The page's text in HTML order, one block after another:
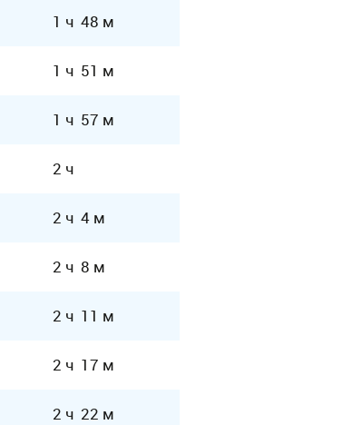
1 ч 48 м
1 ч 51 м
1 ч 57 м
2 ч
2 ч 4 м
2 ч 8 м
2 ч 11 м
2 ч 17 м
2 ч 22 м